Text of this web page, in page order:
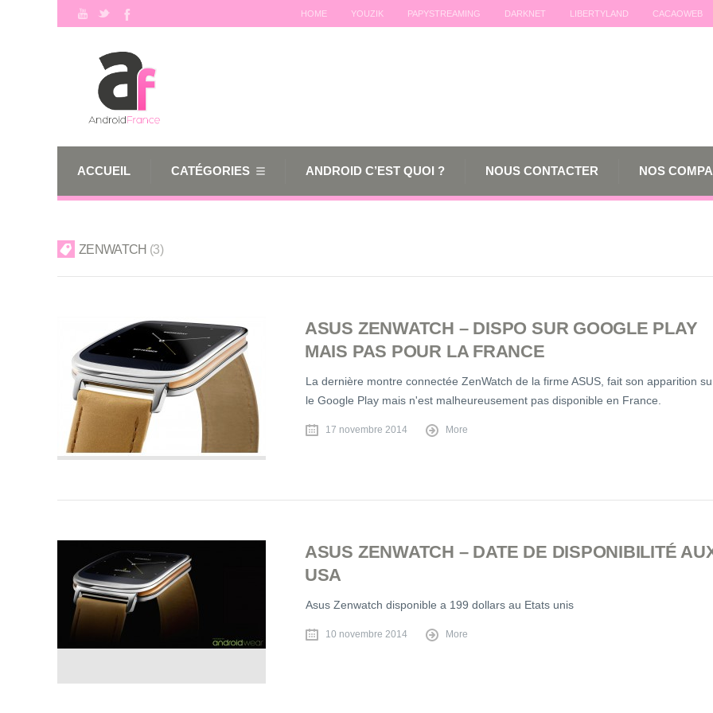
HOME YOUZIK PAPYSTREAMING DARKNET LIBERTYLAND CACAOWEB
ACCUEIL CATÉGORIES ANDROID C’EST QUOI ? NOUS CONTACTER NOS
ZENWATCH 3
ASUS ZENWATCH – DISPO SUR GOOGLE PLAY
MAIS PAS POUR LA FRANCE
La dernière montre connectée ZenWatch de la firme ASUS, fait son apparition
le Google Play mais n'est malheureusement pas disponible en France.
17 novembre 2014 More
ASUS ZENWATCH – DATE DE DISPONIBILITÉ
USA
Asus Zenwatch disponible a 199 dollars au Etats unis
10 novembre 2014 More